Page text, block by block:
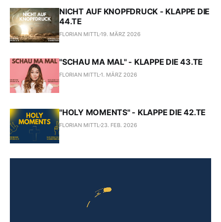
NICHT AUF KNOPFDRUCK - KLAPPE DIE
44.TE
FLORIAN MITTL 19. MÄRZ 2026
"SCHAU MA MAL" - KLAPPE DIE 43.TE
FLORIAN MITTL 1. MÄRZ 2026
"HOLY MOMENTS" - KLAPPE DIE 42.TE
FLORIAN MITTL 23. FEB. 2026